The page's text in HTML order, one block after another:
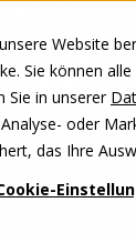
Website
Sie können
Sie in unserer
oder
das Ihre